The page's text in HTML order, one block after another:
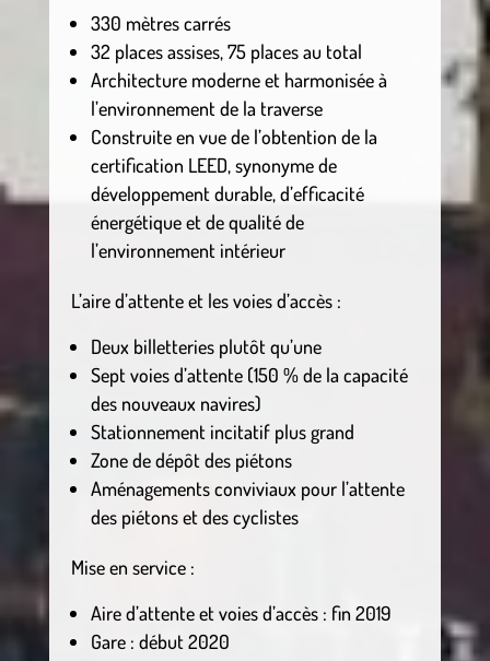
330 mètres carrés
32 places assises, 75 places au total
Architecture moderne et harmonisée à
l’environnement de la traverse
Construite en vue de l’obtention de la
certification LEED, synonyme de
développement durable, d’efficacité
énergétique et de qualité de
l’environnement intérieur
L’aire d’attente et les voies d’accès :
Deux billetteries plutôt qu’une
Sept voies d’attente (150 % de la capacité
des nouveaux navires)
Stationnement incitatif plus grand
Zone de dépôt des piétons
Aménagements conviviaux pour l’attente
des piétons et des cyclistes
Mise en service :
Aire d’attente et voies d’accès : fin 2019
Gare : début 2020